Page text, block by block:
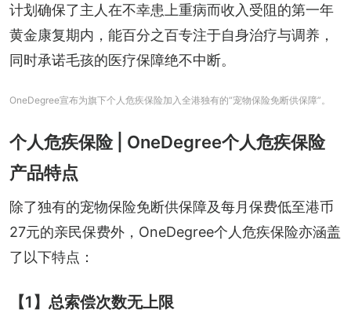
计划确保了主人在不幸患上重病而收入受阻的第一年
黄金康复期内，能百分之百专注于自身治疗与调养，
同时承诺毛孩的医疗保障绝不中断。
OneDegree宣布为旗下个人危疾保险加入全港独有的“宠物保险免断供保障”。
个人危疾保险 | OneDegree个人危疾保险
产品特点
除了独有的宠物保险免断供保障及每月保费低至港币
27元的亲民保费外，OneDegree个人危疾保险亦涵盖
了以下特点：
【1】总索偿次数无上限